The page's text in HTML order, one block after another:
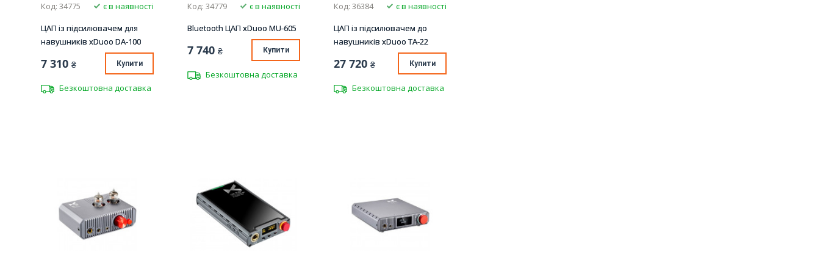
Код: 34775
є в наявності
ЦАП із підсилювачем для
навушників xDuoo DA-100
7 310 ₴ Купити
Безкоштовна доставка
Код: 34779
є в наявності
Bluetooth ЦАП xDuoo MU-605
7 740 ₴ Купити
Безкоштовна доставка
Код: 36384
є в наявності
ЦАП із підсилювачем до
навушників xDuoo TA-22
27 720 ₴ Купити
Безкоштовна доставка